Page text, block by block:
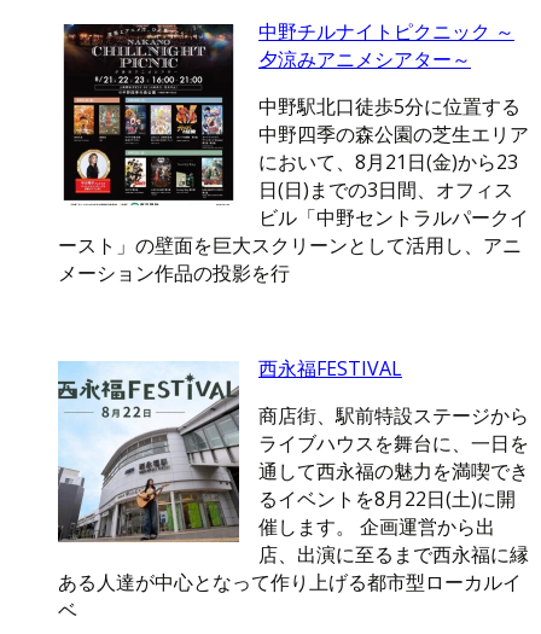
中野チルナイトピクニック ～
夕涼みアニメシアター～
中野駅北口徒歩5分に位置する
中野四季の森公園の芝生エリア
において、8月21日(金)から23
日(日)までの3日間、オフィス
ビル「中野セントラルパークイ
ースト」の壁面を巨大スクリーンとして活用し、アニ
メーション作品の投影を行
西永福FESTIVAL
商店街、駅前特設ステージから
ライブハウスを舞台に、一日を
通して西永福の魅力を満喫でき
るイベントを8月22日(土)に開
催します。 企画運営から出
店、出演に至るまで西永福に縁
ある人達が中心となって作り上げる都市型ローカルイ
ベ